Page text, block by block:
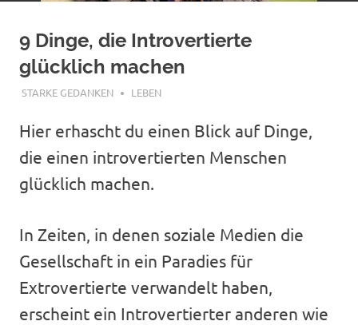
9 Dinge, die Introvertierte
glücklich machen
MÄRZ 28, 2020
STARKE GEDANKEN LEBEN
Hier erhascht du einen Blick auf Dinge,
die einen introvertierten Menschen
glücklich machen.
In Zeiten, in denen soziale Medien die
Gesellschaft in ein Paradies für
Extrovertierte verwandelt haben,
erscheint ein Introvertierter anderen wie